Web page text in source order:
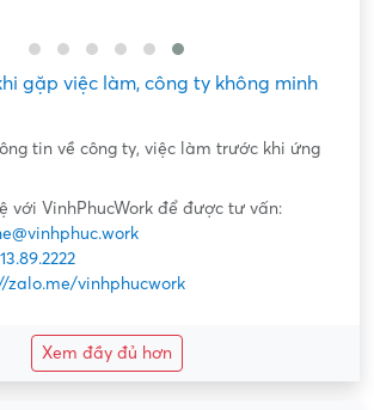
gặp việc làm, công ty không minh
tin về công ty, việc làm trước khi ứng
với VinhPhucWork để được tư vấn:
zalo.me/vinhphucwork
Xem đầy đủ hơn